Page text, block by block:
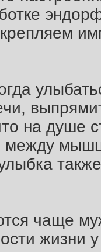
на душе
между
чаще
жизни